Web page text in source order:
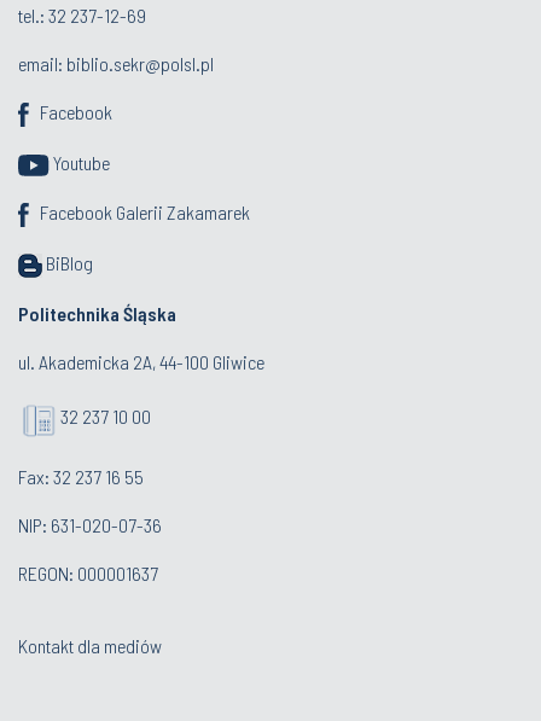
tel.: 32 237-12-69
email: biblio.sekr@polsl.pl
Facebook
Youtube
Facebook Galerii Zakamarek
BiBlog
Politechnika Śląska
ul. Akademicka 2A, 44-100 Gliwice
32 237 10 00
Fax: 32 237 16 55
NIP: 631-020-07-36
REGON: 000001637
Kontakt dla mediów